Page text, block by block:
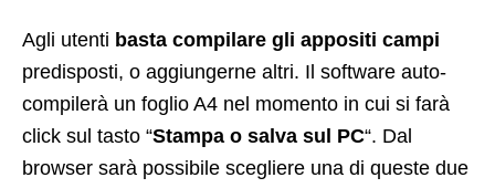
Agli utenti basta compilare gli appositi campi
predisposti, o aggiungerne altri. Il software auto-
compilerà un foglio A4 nel momento in cui si farà
click sul tasto “Stampa o salva sul PC“. Dal
browser sarà possibile scegliere una di queste due